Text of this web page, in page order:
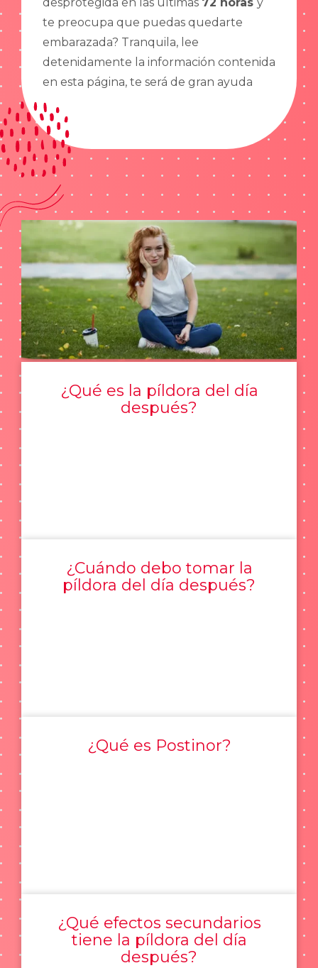
desprotegida en las últimas 72 horas y
te preocupa que puedas quedarte
embarazada? Tranquila, lee
detenidamente la información contenida
en esta página, te será de gran ayuda
¿Qué es la píldora del día
después?
¿Cuándo debo tomar la
píldora del día después?
¿Qué es Postinor?
¿Qué efectos secundarios
tiene la píldora del día
después?